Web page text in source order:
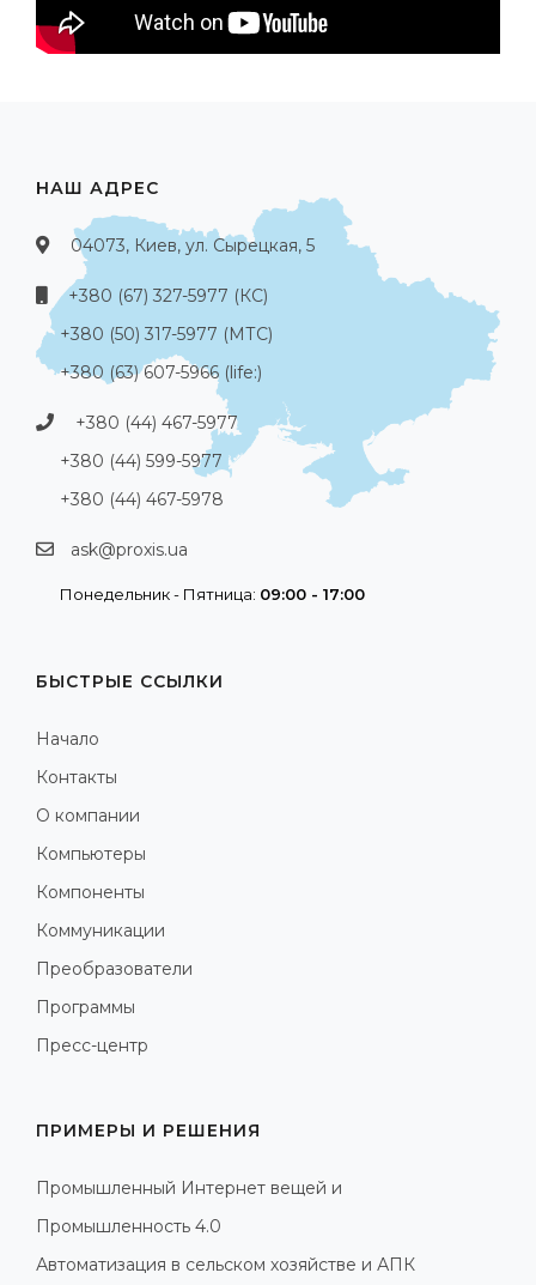
НАШ АДРЕС
04073, Киев, ул. Сырецкая, 5
+380 (67) 327-5977 (КС)
+380 (50) 317-5977 (МТС)
+380 (63) 607-5966 (life:)
+380 (44) 467-5977
+380 (44) 599-5977
+380 (44) 467-5978
ask@proxis.ua
Понедельник - Пятница: 09:00 - 17:00
БЫСТРЫЕ ССЫЛКИ
Начало
Контакты
О компании
Компьютеры
Компоненты
Коммуникации
Преобразователи
Программы
Пресс-центр
ПРИМЕРЫ И РЕШЕНИЯ
Промышленный Интернет вещей и
Промышленность 4.0
Автоматизация в сельском хозяйстве и АПК